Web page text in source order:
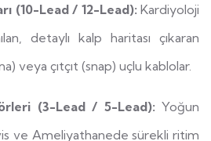
(10-Lead / 12-Lead): Kardiyoloji
detaylı kalp haritası çıkaran
veya çıtçıt (snap) uçlu kablolar.
(3-Lead / 5-Lead): Yoğun
ve Ameliyathanede sürekli ritim